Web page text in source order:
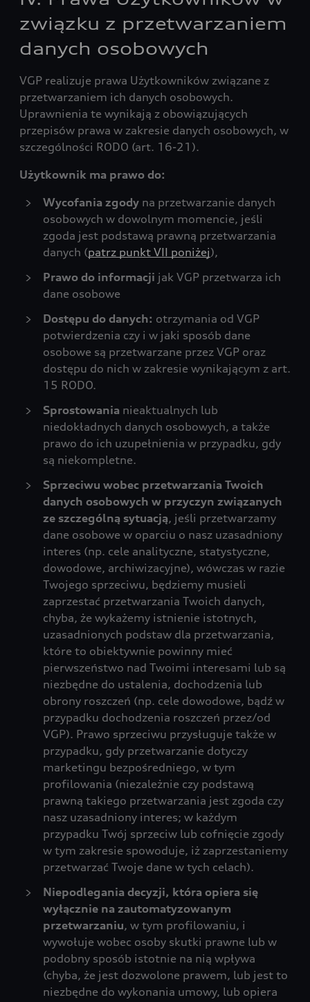
związku z przetwarzaniem
danych osobowych
VGP realizuje prawa Użytkowników związane z
przetwarzaniem ich danych osobowych.
Uprawnienia te wynikają z obowiązujących
przepisów prawa w zakresie danych osobowych, w
szczególności RODO (art. 16-21).
Użytkownik ma prawo do:
Wycofania zgody na przetwarzanie danych
osobowych w dowolnym momencie, jeśli
zgoda jest podstawą prawną przetwarzania
danych (patrz punkt VII poniżej),
Prawo do informacji jak VGP przetwarza ich
dane osobowe
Dostępu do danych: otrzymania od VGP
potwierdzenia czy i w jaki sposób dane
osobowe są przetwarzane przez VGP oraz
dostępu do nich w zakresie wynikającym z art.
15 RODO.
Sprostowania nieaktualnych lub
niedokładnych danych osobowych, a także
prawo do ich uzupełnienia w przypadku, gdy
są niekompletne.
Sprzeciwu wobec przetwarzania Twoich
danych osobowych w przyczyn związanych
ze szczególną sytuacją, jeśli przetwarzamy
dane osobowe w oparciu o nasz uzasadniony
interes (np. cele analityczne, statystyczne,
dowodowe, archiwizacyjne), wówczas w razie
Twojego sprzeciwu, będziemy musieli
zaprzestać przetwarzania Twoich danych,
chyba, że wykażemy istnienie istotnych,
uzasadnionych podstaw dla przetwarzania,
które to obiektywnie powinny mieć
pierwszeństwo nad Twoimi interesami lub są
niezbędne do ustalenia, dochodzenia lub
obrony roszczeń (np. cele dowodowe, bądź w
przypadku dochodzenia roszczeń przez/od
VGP). Prawo sprzeciwu przysługuje także w
przypadku, gdy przetwarzanie dotyczy
marketingu bezpośredniego, w tym
profilowania (niezależnie czy podstawą
prawną takiego przetwarzania jest zgoda czy
nasz uzasadniony interes; w każdym
przypadku Twój sprzeciw lub cofnięcie zgody
w tym zakresie spowoduje, iż zaprzestaniemy
przetwarzać Twoje dane w tych celach).
Niepodlegania decyzji, która opiera się
wyłącznie na zautomatyzowanym
przetwarzaniu, w tym profilowaniu, i
wywołuje wobec osoby skutki prawne lub w
podobny sposób istotnie na nią wpływa
(chyba, że jest dozwolone prawem, lub jest to
niezbędne do wykonania umowy, lub opiera